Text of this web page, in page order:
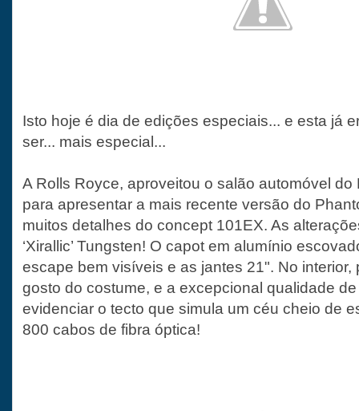
Isto hoje é dia de edições especiais... e esta já
ser... mais especial...
A Rolls Royce, aproveitou o salão automóvel do
para apresentar a mais recente versão do
muitos detalhes do concept 101EX. As
‘Xirallic’ Tungsten! O capot em alumínio
escape bem visíveis e as jantes 21". No interior,
gosto do costume, e a excepcional qualidade
evidenciar o tecto que simula um céu cheio de
800 cabos de fibra óptica!